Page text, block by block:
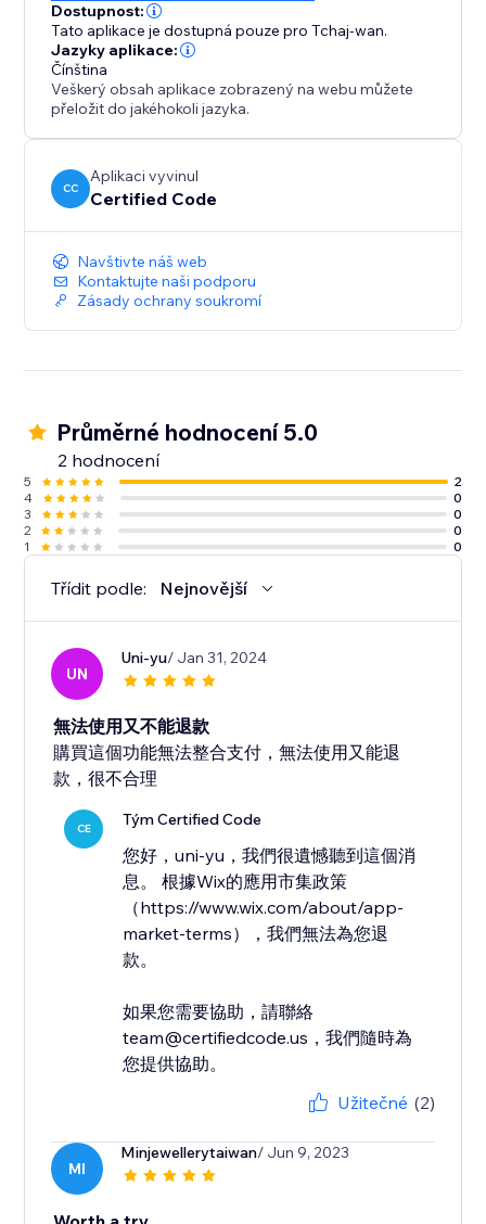
Dostupnost:
Tato aplikace je dostupná pouze pro Tchaj-wan.
Jazyky aplikace:
Čínština
Veškerý obsah aplikace zobrazený na webu můžete
přeložit do jakéhokoli jazyka.
CC
Aplikaci vyvinul
Certified Code
Navštivte náš web
Kontaktujte naši podporu
Zásady ochrany soukromí
Průměrné hodnocení 5.0
2 hodnocení
5
2
4
0
3
0
2
0
1
0
Třídit podle: Nejnovější
UN
Uni-yu/ Jan 31, 2024
無法使用又不能退款
購買這個功能無法整合支付，無法使用又能退
款，很不合理
CE Tým Certified Code
您好，uni-yu，我們很遺憾聽到這個消
息。 根據Wix的應用市集政策
（https://www.wix.com/about/app-
market-terms），我們無法為您退
款。
如果您需要協助，請聯絡
team@certifiedcode.us，我們隨時為
您提供協助。
Užitečné (2)
MI
Minjewellerytaiwan/ Jun 9, 2023